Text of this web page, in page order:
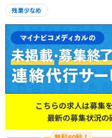
残業少なめ
こちらの求人は募集
最新の募集状況の